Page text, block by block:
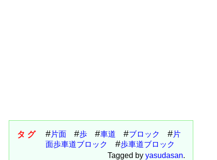
タグ 片面 歩 車道 ブロック
片
面歩車道ブロック
歩車道ブロック
Tagged by yasudasan.